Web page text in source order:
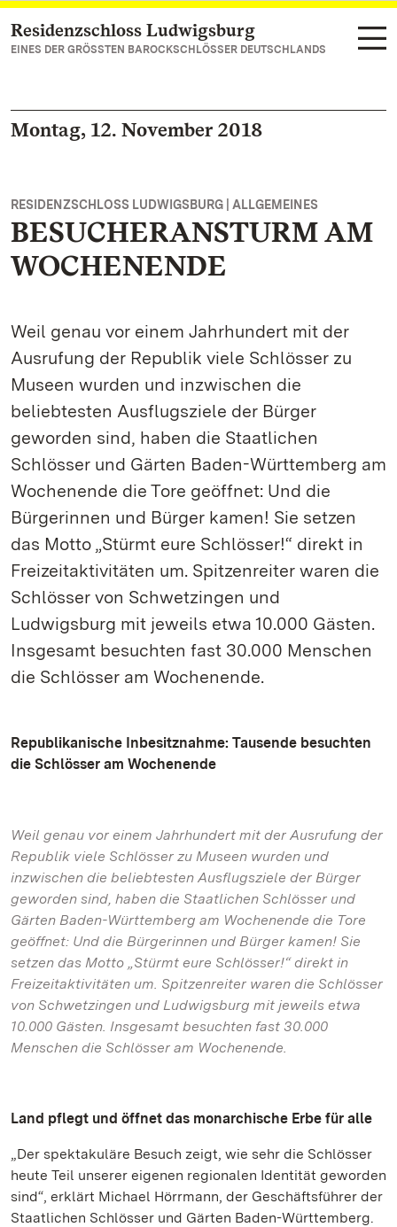
Zum Hauptinhalt springen
Residenzschloss Ludwigsburg
EINES DER GRÖSSTEN BAROCKSCHLÖSSER DEUTSCHLANDS
Montag, 12. November 2018
RESIDENZSCHLOSS LUDWIGSBURG | ALLGEMEINES
BESUCHERANSTURM AM
WOCHENENDE
Weil genau vor einem Jahrhundert mit der
Ausrufung der Republik viele Schlösser zu
Museen wurden und inzwischen die
beliebtesten Ausflugsziele der Bürger
geworden sind, haben die Staatlichen
Schlösser und Gärten Baden-Württemberg am
Wochenende die Tore geöffnet: Und die
Bürgerinnen und Bürger kamen! Sie setzen
das Motto „Stürmt eure Schlösser!“ direkt in
Freizeitaktivitäten um. Spitzenreiter waren die
Schlösser von Schwetzingen und
Ludwigsburg mit jeweils etwa 10.000 Gästen.
Insgesamt besuchten fast 30.000 Menschen
die Schlösser am Wochenende.
Republikanische Inbesitznahme: Tausende besuchten
die Schlösser am Wochenende
Weil genau vor einem Jahrhundert mit der Ausrufung der
Republik viele Schlösser zu Museen wurden und
inzwischen die beliebtesten Ausflugsziele der Bürger
geworden sind, haben die Staatlichen Schlösser und
Gärten Baden-Württemberg am Wochenende die Tore
geöffnet: Und die Bürgerinnen und Bürger kamen! Sie
setzen das Motto „Stürmt eure Schlösser!“ direkt in
Freizeitaktivitäten um. Spitzenreiter waren die Schlösser
von Schwetzingen und Ludwigsburg mit jeweils etwa
10.000 Gästen. Insgesamt besuchten fast 30.000
Menschen die Schlösser am Wochenende.
Land pflegt und öffnet das monarchische Erbe für alle
„Der spektakuläre Besuch zeigt, wie sehr die Schlösser
heute Teil unserer eigenen regionalen Identität geworden
sind“, erklärt Michael Hörrmann, der Geschäftsführer der
Staatlichen Schlösser und Gärten Baden-Württemberg.